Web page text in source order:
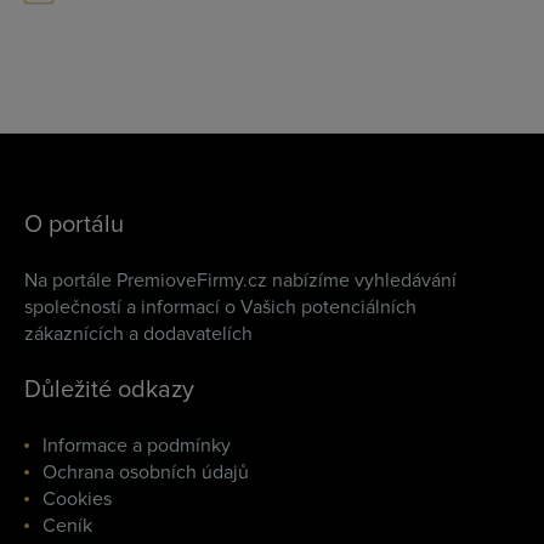
O portálu
Na portále PremioveFirmy.cz nabízíme vyhledávání
společností a informací o Vašich potenciálních
zákaznících a dodavatelích
Důležité odkazy
Informace a podmínky
Ochrana osobních údajů
Cookies
Ceník